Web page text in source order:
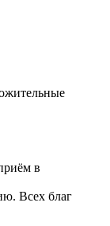
в
Всех благ